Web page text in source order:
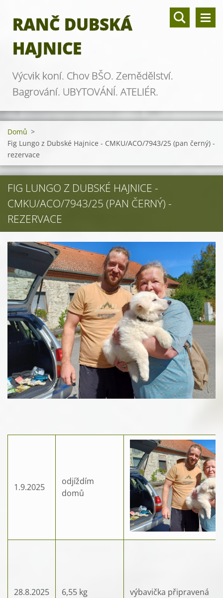
RANČ DUBSKÁ
HAJNICE
Výcvik koní. Chov BŠO. Zemědělství.
Bagrování. UBYTOVÁNÍ. ATELIÉR.
Domů >
Fig Lungo z Dubské Hajnice - CMKU/ACO/7943/25 (pan černý) -
rezervace
FIG LUNGO Z DUBSKÉ HAJNICE -
CMKU/ACO/7943/25 (PAN ČERNÝ) -
REZERVACE
1.9.2025
odjíždím
domů
28.8.2025 6,55 kg výbavička připravená